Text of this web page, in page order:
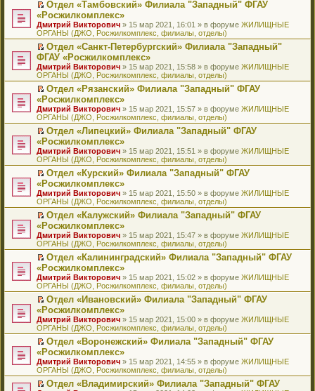
е
н
ю
с
о
б
щ
е
н
и
ю
н
н
м
у
с
о
о
б
щ
е
н
ю
о
ч
т
а
н
н
о
м
у
с
о
б
щ
е
н
ю
у
н
п
р
о
ч
и
т
а
н
н
м
у
с
о
б
щ
е
н
ю
е
р
о
м
у
н
е
п
р
о
ч
т
а
н
н
м
у
с
о
б
щ
е
н
ю
й
т
к
п
е
р
в
о
м
у
н
п
р
о
ч
т
а
н
н
м
у
с
о
б
щ
е
н
ю
П
р
е
й
т
и
к
п
е
р
о
м
у
н
п
р
о
ч
т
а
н
н
м
у
с
о
б
щ
е
н
ю
Отдел «Тамбовский» Филиала "Западный" ФГАУ
«Росжилкомплекс»
Дмитрий Викторович » 15 мар 2021, 16:01 » в форуме ЖИЛИЩНЫЕ
ОРГАНЫ (ДЖО, Росжилкомплекс, филиалы, отделы)
П
е
р
е
й
т
к
п
е
р
о
м
у
н
п
р
о
ч
т
а
н
н
м
у
с
о
б
щ
е
н
ю
Отдел «Санкт-Петербургский» Филиала "Западный"
ФГАУ «Росжилкомплекс»
Дмитрий Викторович » 15 мар 2021, 15:58 » в форуме ЖИЛИЩНЫЕ
ОРГАНЫ (ДЖО, Росжилкомплекс, филиалы, отделы)
П
р
е
й
т
к
п
е
р
о
м
у
н
п
р
о
ч
т
а
н
н
м
у
с
о
б
щ
е
Отдел «Рязанский» Филиала "Западный" ФГАУ
«Росжилкомплекс»
Дмитрий Викторович » 15 мар 2021, 15:57 » в форуме ЖИЛИЩНЫЕ
ОРГАНЫ (ДЖО, Росжилкомплекс, филиалы, отделы)
П
р
е
й
т
к
п
е
р
о
м
у
н
п
р
о
ч
т
а
н
н
м
у
с
Отдел «Липецкий» Филиала "Западный" ФГАУ
«Росжилкомплекс»
Дмитрий Викторович » 15 мар 2021, 15:51 » в форуме ЖИЛИЩНЫЕ
ОРГАНЫ (ДЖО, Росжилкомплекс, филиалы, отделы)
П
р
е
й
т
к
п
е
р
о
м
у
н
п
р
о
ч
т
а
н
Отдел «Курский» Филиала "Западный" ФГАУ
«Росжилкомплекс»
Дмитрий Викторович » 15 мар 2021, 15:50 » в форуме ЖИЛИЩНЫЕ
ОРГАНЫ (ДЖО, Росжилкомплекс, филиалы, отделы)
П
р
е
й
т
к
п
е
р
о
м
у
н
п
р
о
Отдел «Калужский» Филиала "Западный" ФГАУ
«Росжилкомплекс»
Дмитрий Викторович » 15 мар 2021, 15:47 » в форуме ЖИЛИЩНЫЕ
ОРГАНЫ (ДЖО, Росжилкомплекс, филиалы, отделы)
П
р
е
й
т
к
п
е
р
о
м
у
Отдел «Калининградский» Филиала "Западный" ФГАУ
«Росжилкомплекс»
Дмитрий Викторович » 15 мар 2021, 15:02 » в форуме ЖИЛИЩНЫЕ
ОРГАНЫ (ДЖО, Росжилкомплекс, филиалы, отделы)
П
р
е
й
т
к
п
е
Отдел «Ивановский» Филиала "Западный" ФГАУ
«Росжилкомплекс»
Дмитрий Викторович » 15 мар 2021, 15:00 » в форуме ЖИЛИЩНЫЕ
ОРГАНЫ (ДЖО, Росжилкомплекс, филиалы, отделы)
П
р
е
й
Отдел «Воронежский» Филиала "Западный" ФГАУ
«Росжилкомплекс»
Дмитрий Викторович » 15 мар 2021, 14:55 » в форуме ЖИЛИЩНЫЕ
ОРГАНЫ (ДЖО, Росжилкомплекс, филиалы, отделы)
Отдел «Владимирский» Филиала "Западный" ФГАУ